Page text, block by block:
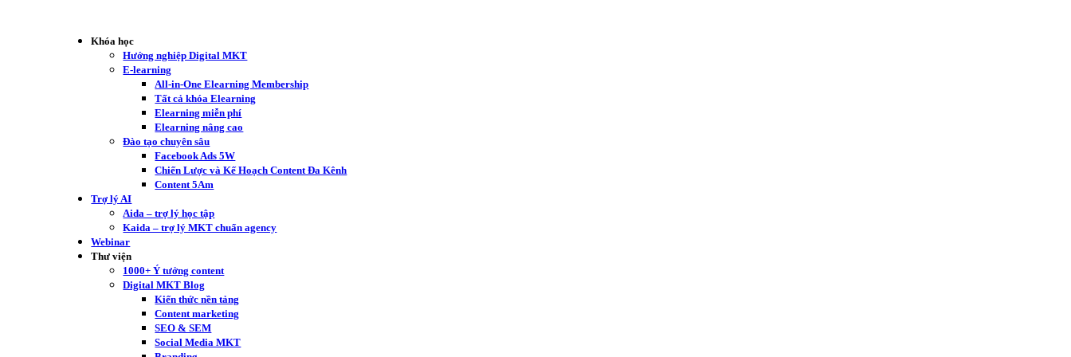
Khóa học
Hướng nghiệp Digital MKT
E-learning
All-in-One Elearning Membership
Tất cả khóa Elearning
Elearning miễn phí
Elearning nâng cao
Đào tạo chuyên sâu
Facebook Ads 5W
Chiến Lược và Kế Hoạch Content Đa Kênh
Content 5Am
Trợ lý AI
Aida – trợ lý học tập
Kaida – trợ lý MKT chuẩn agency
Webinar
Thư viện
1000+ Ý tưởng content
Digital MKT Blog
Kiến thức nền tảng
Content marketing
SEO & SEM
Social Media MKT